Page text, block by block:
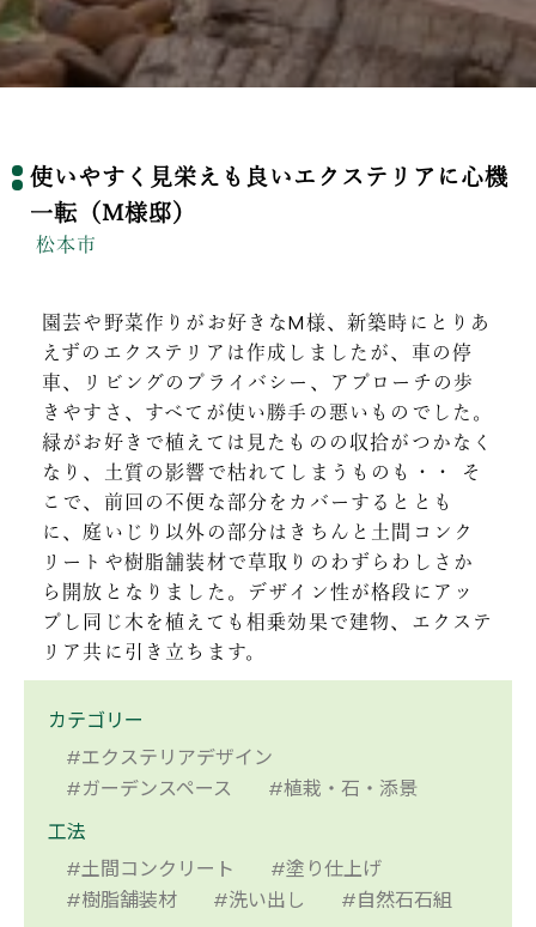
使いやすく見栄えも良いエクステリアに心機
一転（M様邸）
松本市
園芸や野菜作りがお好きなM様、新築時にとりあ
えずのエクステリアは作成しましたが、車の停
車、リビングのプライバシー、アプローチの歩
きやすさ、すべてが使い勝手の悪いものでした。
緑がお好きで植えては見たものの収拾がつかなく
なり、土質の影響で枯れてしまうものも・・ そ
こで、前回の不便な部分をカバーするととも
に、庭いじり以外の部分はきちんと土間コンク
リートや樹脂舗装材で草取りのわずらわしさか
ら開放となりました。デザイン性が格段にアッ
プし同じ木を植えても相乗効果で建物、エクステ
リア共に引き立ちます。
カテゴリー
#エクステリアデザイン
#ガーデンスペース
#植栽・石・添景
工法
#土間コンクリート
#塗り仕上げ
#樹脂舗装材
#洗い出し #自然石石組